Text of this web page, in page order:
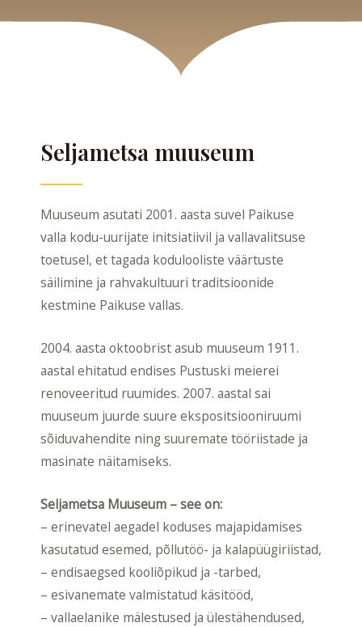
Seljametsa muuseum
Muuseum asutati 2001. aasta suvel Paikuse
valla kodu-uurijate initsiatiivil ja vallavalitsuse
toetusel, et tagada kodulooliste väärtuste
säilimine ja rahvakultuuri traditsioonide
kestmine Paikuse vallas.
2004. aasta oktoobrist asub muuseum 1911.
aastal ehitatud endises Pustuski meierei
renoveeritud ruumides. 2007. aastal sai
muuseum juurde suure ekspositsiooniruumi
sõiduvahendite ning suuremate tööriistade ja
masinate näitamiseks.
Seljametsa Muuseum – see on:
– erinevatel aegadel koduses majapidamises
kasutatud esemed, põllutöö- ja kalapüügiriistad,
– endisaegsed kooliõpikud ja -tarbed,
– esivanemate valmistatud käsitööd,
– vallaelanike mälestused ja ülestähendused,